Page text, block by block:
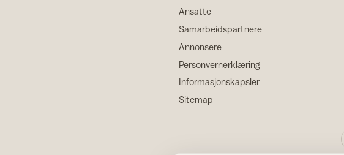
Ansatte
Samarbeidspartnere
Annonsere
Personvernerklæring
Informasjonskapsler
Sitemap